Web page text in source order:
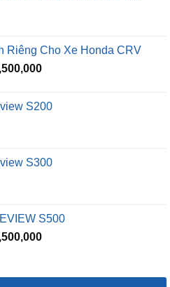
Riêng Cho Xe Honda CRV
Giá
là:
S200
S300
S500
Giá
là: